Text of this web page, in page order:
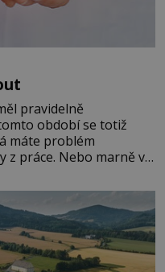
pravidelně
období se totiž
máte problém
z práce. Nebo marně v
kdyby se paměť